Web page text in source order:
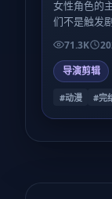
女性角色的
们不是触发
灰度的行动
落。
71.3K
导演剪辑
#动漫 #完